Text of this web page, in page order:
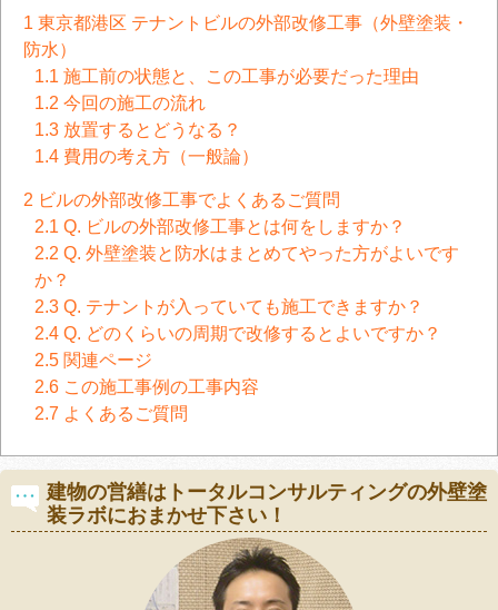
1 東京都港区 テナントビルの外部改修工事（外壁塗装・
防水）
1.1 施工前の状態と、この工事が必要だった理由
1.2 今回の施工の流れ
1.3 放置するとどうなる？
1.4 費用の考え方（一般論）
2 ビルの外部改修工事でよくあるご質問
2.1 Q. ビルの外部改修工事とは何をしますか？
2.2 Q. 外壁塗装と防水はまとめてやった方がよいです
か？
2.3 Q. テナントが入っていても施工できますか？
2.4 Q. どのくらいの周期で改修するとよいですか？
2.5 関連ページ
2.6 この施工事例の工事内容
2.7 よくあるご質問
建物の営繕はトータルコンサルティングの外壁塗
装ラボにおまかせ下さい！